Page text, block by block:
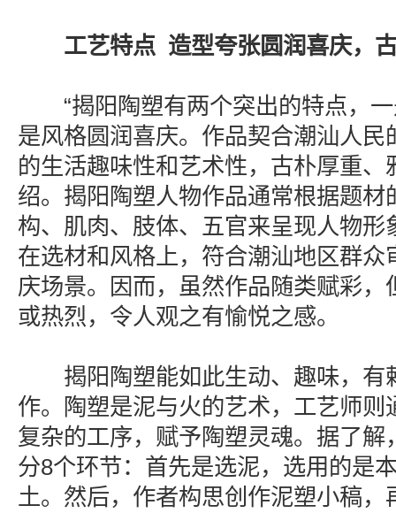
工艺特点 造型夸张圆润喜庆，
“揭阳陶塑有两个突出的特点，一
是风格圆润喜庆。作品契合潮汕人民
的生活趣味性和艺术性，古朴厚重、
绍。揭阳陶塑人物作品通常根据题材
构、肌肉、肢体、五官来呈现人物形
在选材和风格上，符合潮汕地区群众
庆场景。因而，虽然作品随类赋彩，
或热烈，令人观之有愉悦之感。
揭阳陶塑能如此生动、趣味，有
作。陶塑是泥与火的艺术，工艺师则
复杂的工序，赋予陶塑灵魂。据了解
分8个环节：首先是选泥，选用的是
土。然后，作者构思创作泥塑小稿，